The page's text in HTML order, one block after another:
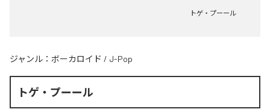
トゲ・プーール
ジャンル： ボーカロイド / J-Pop
トゲ・プーール